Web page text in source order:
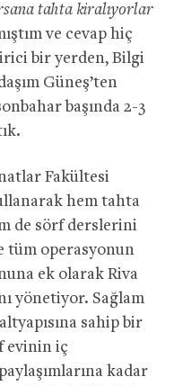
tahta kiralıyorlar
ve cevap hiç
bir yerden, Bilgi
Güneş’ten
başında 2-3
Fakültesi
hem tahta
de sörf derslerini
tüm operasyonun
ek olarak Riva
yönetiyor. Sağlam
sahip bir
evinin iç
kadar